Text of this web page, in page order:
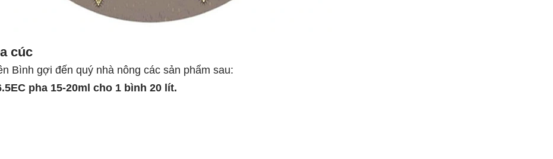
cúc
Bình gợi đến quý nhà nông các sản phẩm sau:
pha 15-20ml cho 1 bình 20 lít.